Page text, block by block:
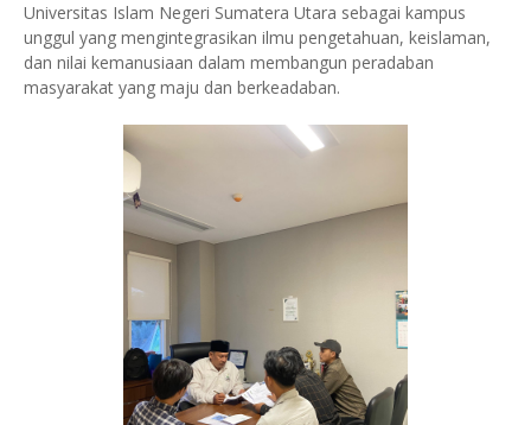
Universitas Islam Negeri Sumatera Utara sebagai kampus
unggul yang mengintegrasikan ilmu pengetahuan, keislaman,
dan nilai kemanusiaan dalam membangun peradaban
masyarakat yang maju dan berkeadaban.